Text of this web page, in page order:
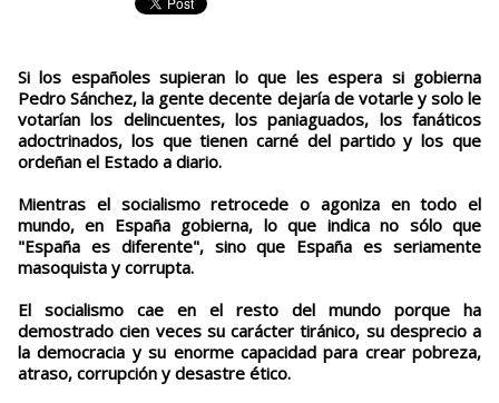
Si los españoles supieran lo que les espera si gobierna
Pedro Sánchez, la gente decente dejaría de votarle y solo le
votarían los delincuentes, los paniaguados, los fanáticos
adoctrinados, los que tienen carné del partido y los que
ordeñan el Estado a diario.
Mientras el socialismo retrocede o agoniza en todo el
mundo, en España gobierna, lo que indica no sólo que
"España es diferente", sino que España es seriamente
masoquista y corrupta.
El socialismo cae en el resto del mundo porque ha
demostrado cien veces su carácter tiránico, su desprecio a
la democracia y su enorme capacidad para crear pobreza,
atraso, corrupción y desastre ético.